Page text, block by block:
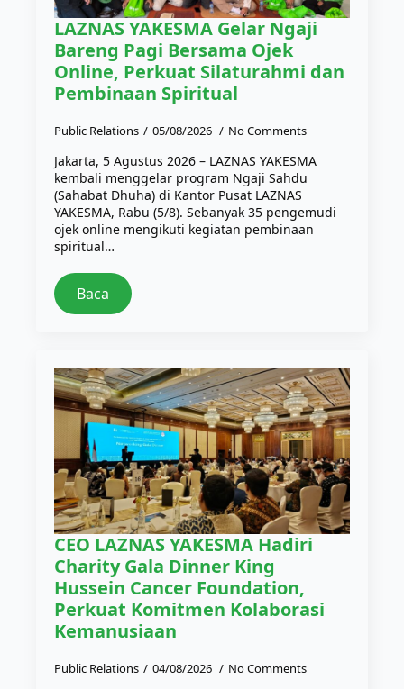
LAZNAS YAKESMA Gelar Ngaji
Bareng Pagi Bersama Ojek
Online, Perkuat Silaturahmi dan
Pembinaan Spiritual
Public Relations 05/08/2026 No Comments
Jakarta, 5 Agustus 2026 – LAZNAS YAKESMA
kembali menggelar program Ngaji Sahdu
(Sahabat Dhuha) di Kantor Pusat LAZNAS
YAKESMA, Rabu (5/8). Sebanyak 35 pengemudi
ojek online mengikuti kegiatan pembinaan
spiritual…
Baca
CEO LAZNAS YAKESMA Hadiri
Charity Gala Dinner King
Hussein Cancer Foundation,
Perkuat Komitmen Kolaborasi
Kemanusiaan
Public Relations 04/08/2026 No Comments